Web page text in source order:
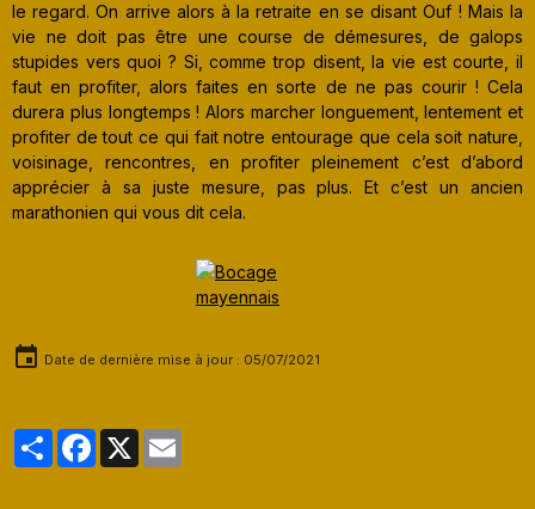
le regard. On arrive alors à la retraite en se disant Ouf ! Mais la
vie ne doit pas être une course de démesures, de galops
stupides vers quoi ? Si, comme trop disent, la vie est courte, il
faut en profiter, alors faites en sorte de ne pas courir ! Cela
durera plus longtemps ! Alors marcher longuement, lentement et
profiter de tout ce qui fait notre entourage que cela soit nature,
voisinage, rencontres, en profiter pleinement c’est d’abord
apprécier à sa juste mesure, pas plus. Et c’est un ancien
marathonien qui vous dit cela.
Date de dernière mise à jour : 05/07/2021
PartagerFacebook
X